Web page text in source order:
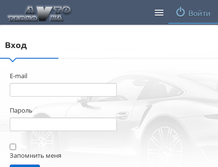
Войти
Статьи
ПДД ПМР
Вход
E-mail
Пароль
Запомнить меня